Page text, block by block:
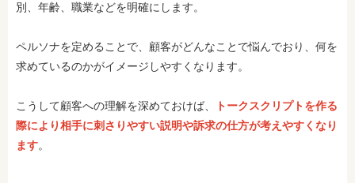
別、年齢、職業などを明確にします。
ペルソナを定めることで、顧客がどんなことで悩んでおり、何を
求めているのかがイメージしやすくなります。
こうして顧客への理解を深めておけば、
トークスクリプトを作る
際により相手に刺さりやすい説明や訴求の仕方が考えやすくなり
ます。